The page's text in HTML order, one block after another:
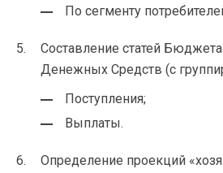
По сегменту
Составление статей
Денежных Средств (с
Поступления;
Выплаты.
Определение проекций